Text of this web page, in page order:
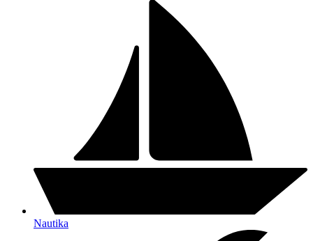
Nautika